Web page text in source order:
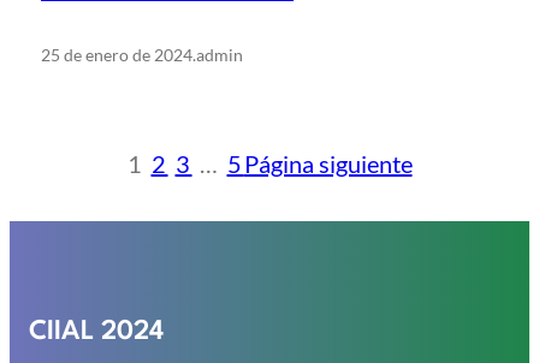
25 de enero de 2024.admin
1 2 3 … 5 Página siguiente
CIIAL 2024